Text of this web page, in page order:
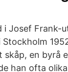
i Josef Frank-
Stockholm
skåp, en byrå
han ofta